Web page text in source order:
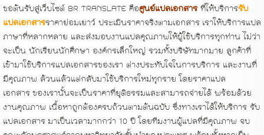
ขอต้นรับสู่เว็บไซต์ BR TRANSLATE คือศูนย์แปลเอกสารที่ให้บริการรับ
แปลเอกสารราคาย่อมเยาว์ ประเมินราคาจริงตามเอกสาร เราให้บริการแปล
ภาษาที่หลากหลาย และส่งมอบงานแปลคุณภาพให้ผู้ใช้บริการทุกท่าน ไม่ว่า
จะเป็น นักเรียนนักศึกษา องค์กรเล็กใหญ่ รวมทั้งบริษัทมากมาย ลูกค้าที่
เข้ามาใช้บริการแปลเอกสารของเรา ต่างประทับใจในการบริการ และงานที่
มีคุณภาพ ล้วนแล้วแต่กลับมาใช้บริการใหม่ทุกราย โดยราคาแปล
เอกสารของเรานั้นจะเป็นราคาที่ยุติธรรมและสามารถจ่ายได้ พร้อมด้วย
งานคุณภาพ เนื้อหาถูกต้องครบถ้วนตามต้นฉบับ ซึ่งทางเราได้ให้บริการ รับ
แปลเอกสารมาเป็นเวลามากกว่า 10 ปี โดยทีมงานผู้แปลที่มีคุณภาพ จบ